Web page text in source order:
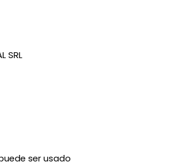
SRL
ser usado